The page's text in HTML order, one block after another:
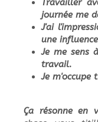
Travailler
journée me
J'ai
une
Je me sens
travail.
Je m'occupe
Ça résonne en